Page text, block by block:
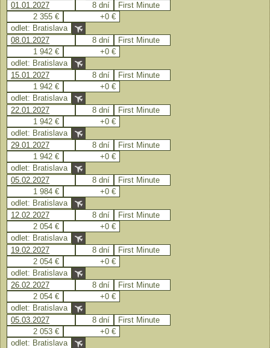
01.01.2027
8 dní
First Minute
2 355 €
+0 €
odlet: Bratislava
08.01.2027
8 dní
First Minute
1 942 €
+0 €
odlet: Bratislava
15.01.2027
8 dní
First Minute
1 942 €
+0 €
odlet: Bratislava
22.01.2027
8 dní
First Minute
1 942 €
+0 €
odlet: Bratislava
29.01.2027
8 dní
First Minute
1 942 €
+0 €
odlet: Bratislava
05.02.2027
8 dní
First Minute
1 984 €
+0 €
odlet: Bratislava
12.02.2027
8 dní
First Minute
2 054 €
+0 €
odlet: Bratislava
19.02.2027
8 dní
First Minute
2 054 €
+0 €
odlet: Bratislava
26.02.2027
8 dní
First Minute
2 054 €
+0 €
odlet: Bratislava
05.03.2027
8 dní
First Minute
2 053 €
+0 €
odlet: Bratislava